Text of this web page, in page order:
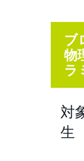
ブ
物
ラ
対
生